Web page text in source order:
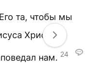
та, чтобы мы
Христа и
нам. 24